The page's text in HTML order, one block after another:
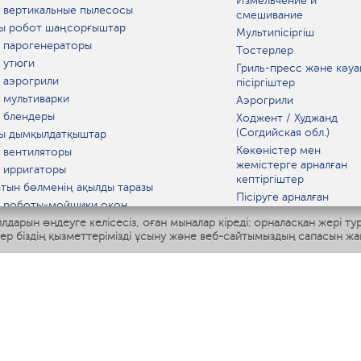
өңдеуге келісесіз, оған мыналар кіреді: орналасқан жері
біздің қызметтерімізді ұсыну және веб-сайтымыздың сапасын
пылесосы
робот шаңсорғыштар
дымқылдатқыштар
бөлменің ақылды таразы
роботы-мойщики окон
мультипісіргіш
IQ Home
смешивание
Мультипісіргіш
Тостерлер
Гриль-пресс және
пісіргіштер
Аэрогрили
Ходжент / Худжанд
(Согдийская обл.)
Көкөністер мен
жемістерге арналған
кептіргіштер
Пісіруге арналған
аспаптар
Асүй таразылары